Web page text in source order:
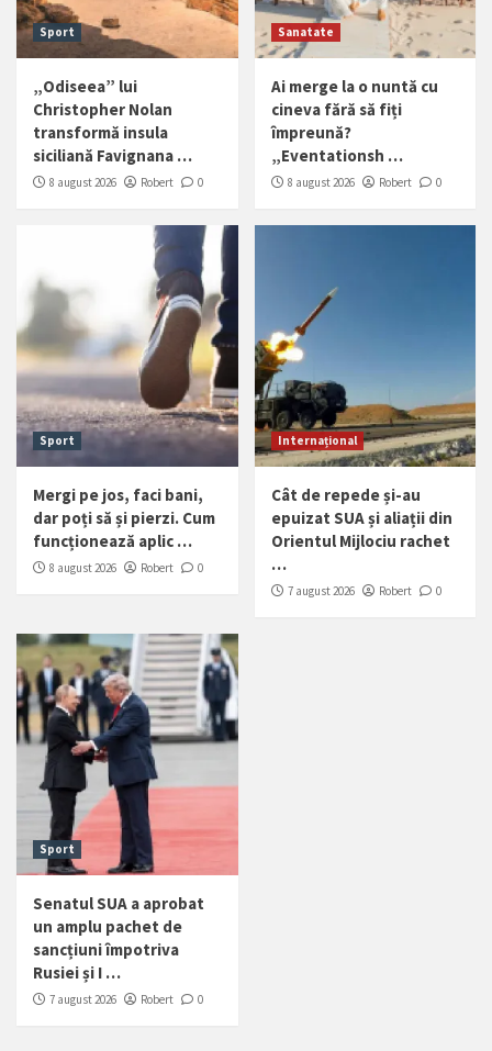
Sport
„Odiseea” lui
Christopher Nolan
transformă insula
siciliană Favignana …
8 august 2026 Robert 0
Sanatate
Ai merge la o nuntă cu
cineva fără să fiți
împreună?
„Eventationsh …
8 august 2026 Robert 0
Sport
Mergi pe jos, faci bani,
dar poți să și pierzi. Cum
funcționează aplic …
8 august 2026 Robert 0
Internațional
Cât de repede și-au
epuizat SUA și aliații din
Orientul Mijlociu rachet
…
7 august 2026 Robert 0
Sport
Senatul SUA a aprobat
un amplu pachet de
sancțiuni împotriva
Rusiei și I …
7 august 2026 Robert 0